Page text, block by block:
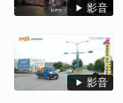
影音
影音